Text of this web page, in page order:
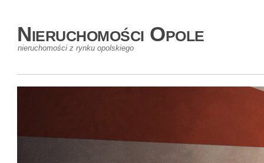
Nieruchomości Opole
nieruchomości z rynku opolskiego